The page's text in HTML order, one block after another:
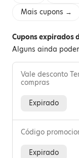
Mais cupons →
Cupons expirados
Alguns ainda
Vale desconto
compras
Expirado
Código
Expirado